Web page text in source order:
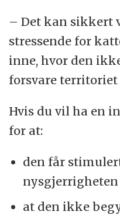
– Det kan sikkert
stressende for
inne, hvor den
forsvare territoriet
Hvis du vil ha en
for at:
den får
at den ikke